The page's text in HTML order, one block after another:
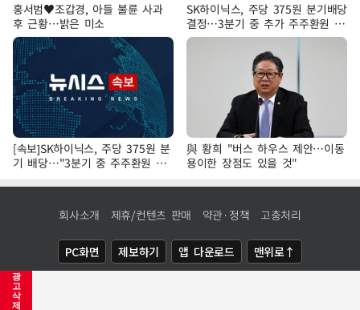
광
고
삭
제
홍서범♥조갑경, 아들 불륜 사과
후 근황…밝은 미소
SK하이닉스, 주당 375원 분기배당
결정…3분기 중 추가 주주환원 발
표
[속보]SK하이닉스, 주당 375원 분
기 배당…"3분기 중 주주환원 방
안 확정"
與 황희 "버스 하우스 제안…이동
용이한 장점도 있을 것"
회사소개 제휴/컨텐츠 판매 약관·정책 고충처리
PC화면 제보하기 앱 다운로드 맨위로↑